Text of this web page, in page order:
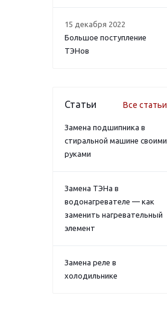
15 декабря 2022
Большое поступление
ТЭНов
Статьи Все статьи
Замена подшипника в
стиральной машине своими
руками
Замена ТЭНа в
водонагревателе — как
заменить нагревательный
элемент
Замена реле в
холодильнике